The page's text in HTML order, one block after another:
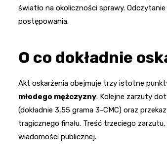
światło na okoliczności sprawy.
postępowania.
O co dokładnie
Akt oskarżenia obejmuje trzy istotne
młodego mężczyzny. Kolejne zarzuty
(dokładnie 3,55 grama 3-CMC) oraz
tragicznego finału. Treść trzeciego
wiadomości publicznej.